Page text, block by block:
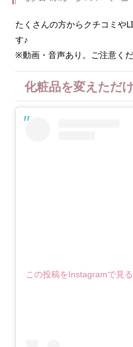
たくさんの方からクチコミや
す♪
※動画・音声あり。ご注意くだ
化粧品を変えただ
この投稿をInstagramで見る